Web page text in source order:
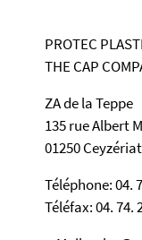
PROTEC
THE CAP
ZA de la Teppe
135 rue Albert
01250 Ceyzériat
Téléphone: 04.
Téléfax: 04. 74.